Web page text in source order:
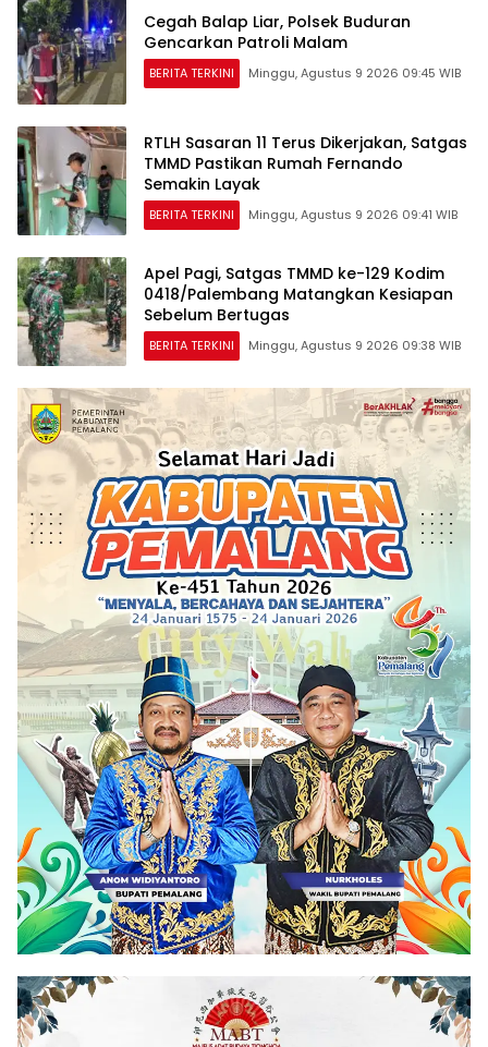
Cegah Balap Liar, Polsek Buduran
Gencarkan Patroli Malam
BERITA TERKINI Minggu, Agustus 9 2026 09:45 WIB
RTLH Sasaran 11 Terus Dikerjakan, Satgas
TMMD Pastikan Rumah Fernando
Semakin Layak
BERITA TERKINI Minggu, Agustus 9 2026 09:41 WIB
Apel Pagi, Satgas TMMD ke-129 Kodim
0418/Palembang Matangkan Kesiapan
Sebelum Bertugas
BERITA TERKINI Minggu, Agustus 9 2026 09:38 WIB